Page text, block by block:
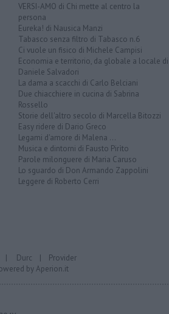
VERSI-AMO di Chi mette al centro la
persona
Eureka! di Nausica Manzi
Tabasco senza filtro di Tabasco n.6
Ci vuole un fisico di Michele Campisi
Economia e territorio, da globale a locale di
Daniele Salvadori
La dama a scacchi di Carlo Belciani
Due chiacchiere in cucina di Sabrina
Rossello
Storie dell'altro secolo di Marcella Bitozzi
Easy ridere di Dario Greco
Legami d'amore di Malena ...
Musica e dintorni di Fausto Pirìto
Parole milonguere di Maria Caruso
Lo sguardo di Don Armando Zappolini
Leggere di Roberto Cerri
| Durc | Provider
byAperion.it